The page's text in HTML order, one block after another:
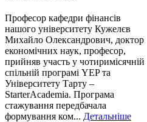
Професор кафедри фінансів
нашого університету Кужелєв
Михайло Олександрович, доктор
економічних наук, професор,
прийняв участь у чотиримісячній
спільній програмі YEP та
Університету Тарту –
StarterAcademia. Програма
стажування передбачала
формування ком... Детальніше